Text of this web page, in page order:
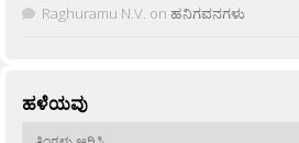
Raghuramu N.V. on ಹನಿಗವನಗಳು
ಹಳೆಯವು
ಹಳೆಯವು